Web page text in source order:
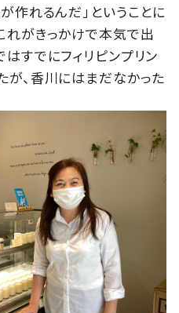
作れるんだ」ということに
れがきっかけで本気で出
すでにフィリピンプリン
が、香川にはまだなかった